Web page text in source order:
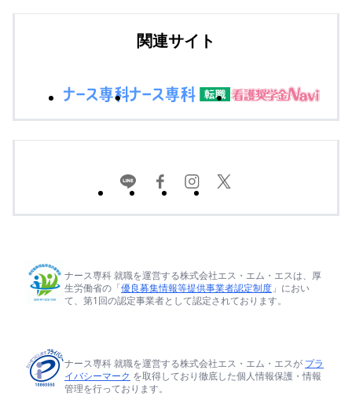
関連サイト
ナース専科 就職を運営する株式会社エス・エム・エスは、厚
生労働省の「優良募集情報等提供事業者認定制度 」におい
て、第1回の認定事業者として認定されております。
ナース専科 就職を運営する株式会社エス・エム・エスが プラ
イバシーマーク を取得しており徹底した個人情報保護・情報
管理を行っております。